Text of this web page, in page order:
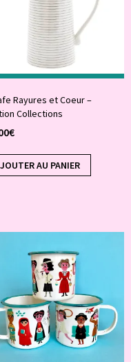
Rayures et Coeur –
Collections
€
AU PANIER